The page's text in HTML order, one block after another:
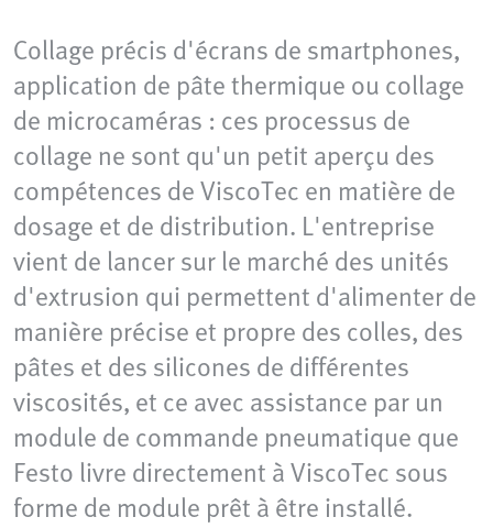
Collage précis d'écrans de smartphones,
application de pâte thermique ou collage
de microcaméras : ces processus de
collage ne sont qu'un petit aperçu des
compétences de ViscoTec en matière de
dosage et de distribution. L'entreprise
vient de lancer sur le marché des unités
d'extrusion qui permettent d'alimenter de
manière précise et propre des colles, des
pâtes et des silicones de différentes
viscosités, et ce avec assistance par un
module de commande pneumatique que
Festo livre directement à ViscoTec sous
forme de module prêt à être installé.